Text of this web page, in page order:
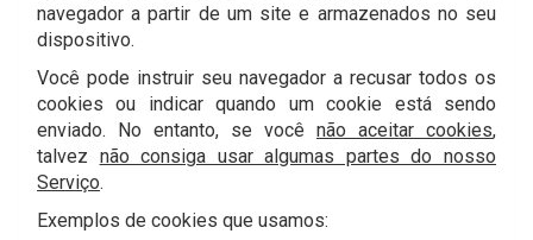
navegador a partir de um site e armazenados no seu
dispositivo.
Você pode instruir seu navegador a recusar todos os
cookies ou indicar quando um cookie está sendo
enviado. No entanto, se você não aceitar cookies,
talvez não consiga usar algumas partes do nosso
Serviço.
Exemplos de cookies que usamos: